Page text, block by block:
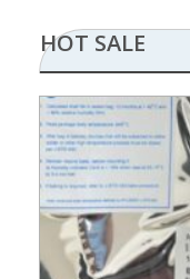
HOT SALE